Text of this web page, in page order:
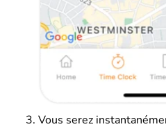
Vous serez